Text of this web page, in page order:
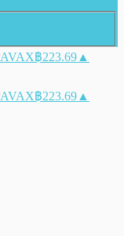
AVAX฿223.69 ▲
AVAX฿223.69 ▲